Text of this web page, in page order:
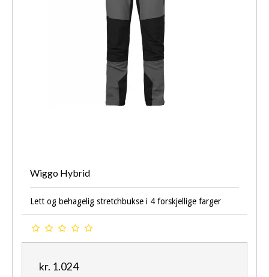
Wiggo Hybrid
Lett og behagelig stretchbukse i 4 forskjellige farger
kr. 1.024